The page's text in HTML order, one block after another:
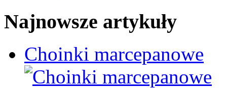
Najnowsze artykuły
Choinki marcepanowe